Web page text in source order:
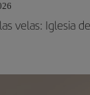
velas: Iglesia